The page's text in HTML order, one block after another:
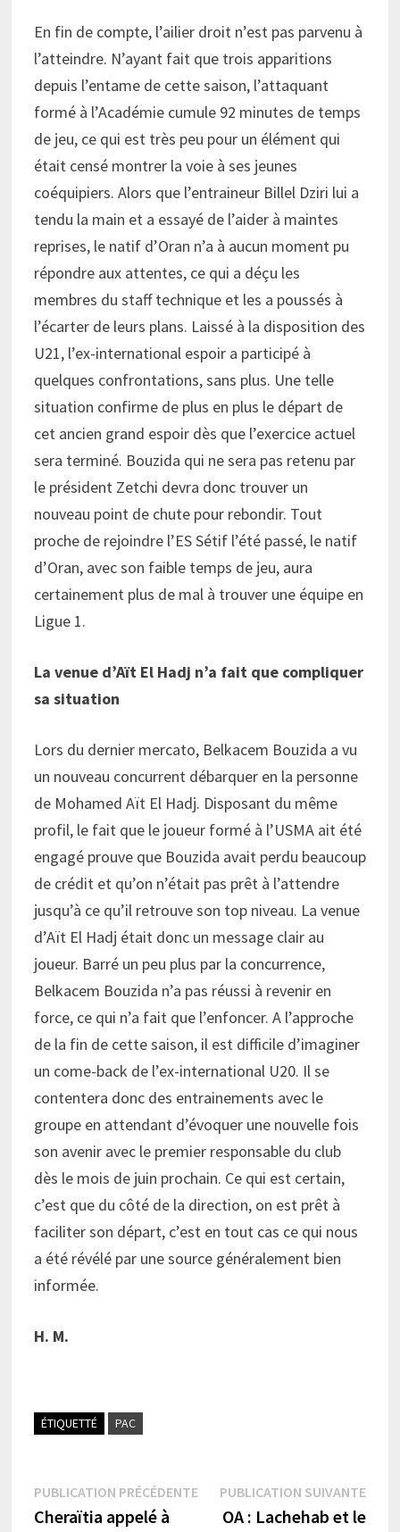
En fin de compte, l’ailier droit n’est pas parvenu à
l’atteindre. N’ayant fait que trois apparitions
depuis l’entame de cette saison, l’attaquant
formé à l’Académie cumule 92 minutes de temps
de jeu, ce qui est très peu pour un élément qui
était censé montrer la voie à ses jeunes
coéquipiers. Alors que l’entraineur Billel Dziri lui a
tendu la main et a essayé de l’aider à maintes
reprises, le natif d’Oran n’a à aucun moment pu
répondre aux attentes, ce qui a déçu les
membres du staff technique et les a poussés à
l’écarter de leurs plans. Laissé à la disposition des
U21, l’ex-international espoir a participé à
quelques confrontations, sans plus. Une telle
situation confirme de plus en plus le départ de
cet ancien grand espoir dès que l’exercice actuel
sera terminé. Bouzida qui ne sera pas retenu par
le président Zetchi devra donc trouver un
nouveau point de chute pour rebondir. Tout
proche de rejoindre l’ES Sétif l’été passé, le natif
d’Oran, avec son faible temps de jeu, aura
certainement plus de mal à trouver une équipe en
Ligue 1.
La venue d’Aït El Hadj n’a fait que compliquer
sa situation
Lors du dernier mercato, Belkacem Bouzida a vu
un nouveau concurrent débarquer en la personne
de Mohamed Aït El Hadj. Disposant du même
profil, le fait que le joueur formé à l’USMA ait été
engagé prouve que Bouzida avait perdu beaucoup
de crédit et qu’on n’était pas prêt à l’attendre
jusqu’à ce qu’il retrouve son top niveau. La venue
d’Aït El Hadj était donc un message clair au
joueur. Barré un peu plus par la concurrence,
Belkacem Bouzida n’a pas réussi à revenir en
force, ce qui n’a fait que l’enfoncer. A l’approche
de la fin de cette saison, il est difficile d’imaginer
un come-back de l’ex-international U20. Il se
contentera donc des entrainements avec le
groupe en attendant d’évoquer une nouvelle fois
son avenir avec le premier responsable du club
dès le mois de juin prochain. Ce qui est certain,
c’est que du côté de la direction, on est prêt à
faciliter son départ, c’est en tout cas ce qui nous
a été révélé par une source généralement bien
informée.
H. M.
ÉTIQUETTÉ PAC
Navigation
PUBLICATION PRÉCÉDENTEPublication
précédente :
Cheraïtia appelé à
PUBLICATION SUIVANTE
OA : Lachehab et le